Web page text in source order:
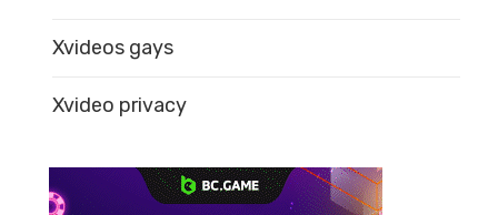
Xvideos gays
Xvideo privacy